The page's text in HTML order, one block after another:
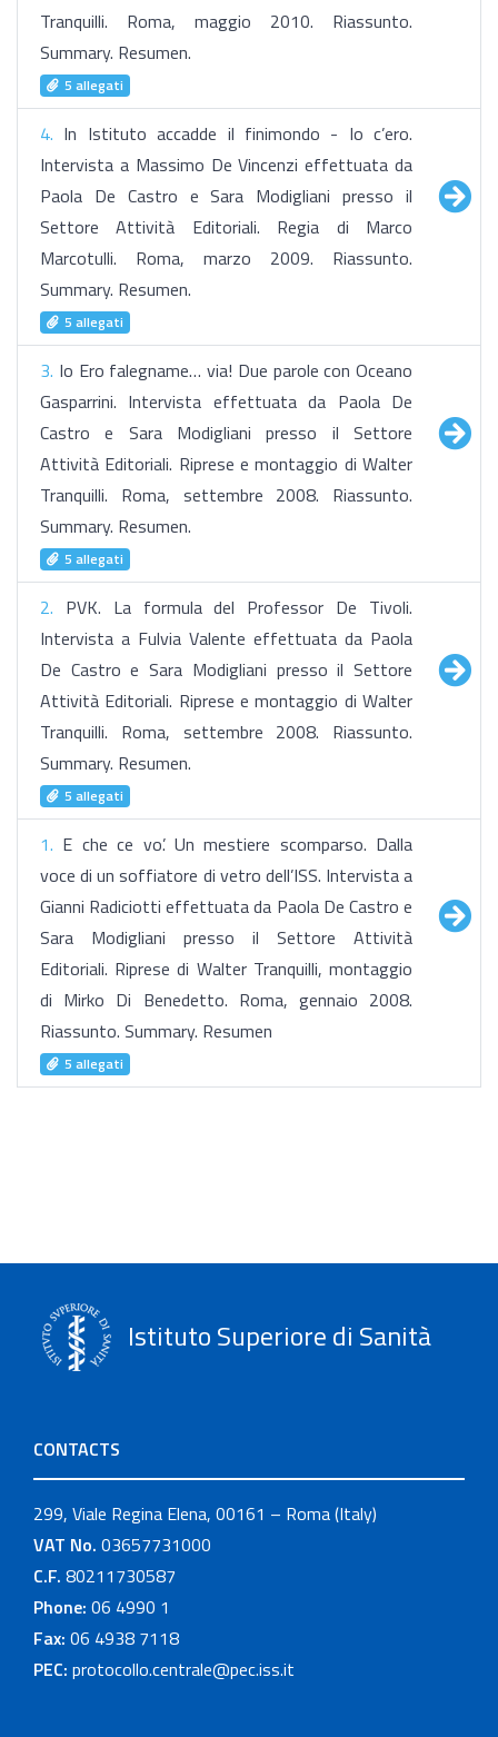
Tranquilli. Roma, maggio 2010. Riassunto.
Summary. Resumen.
5 allegati
4. In Istituto accadde il finimondo - Io c’ero.
Intervista a Massimo De Vincenzi effettuata da
Paola De Castro e Sara Modigliani presso il
Settore Attività Editoriali. Regia di Marco
Marcotulli. Roma, marzo 2009. Riassunto.
Summary. Resumen.
5 allegati
3. Io Ero falegname… via! Due parole con Oceano
Gasparrini. Intervista effettuata da Paola De
Castro e Sara Modigliani presso il Settore
Attività Editoriali. Riprese e montaggio di Walter
Tranquilli. Roma, settembre 2008. Riassunto.
Summary. Resumen.
5 allegati
2. PVK. La formula del Professor De Tivoli.
Intervista a Fulvia Valente effettuata da Paola
De Castro e Sara Modigliani presso il Settore
Attività Editoriali. Riprese e montaggio di Walter
Tranquilli. Roma, settembre 2008. Riassunto.
Summary. Resumen.
5 allegati
1. E che ce vo’. Un mestiere scomparso. Dalla
voce di un soffiatore di vetro dell’ISS. Intervista a
Gianni Radiciotti effettuata da Paola De Castro e
Sara Modigliani presso il Settore Attività
Editoriali. Riprese di Walter Tranquilli, montaggio
di Mirko Di Benedetto. Roma, gennaio 2008.
Riassunto. Summary. Resumen
5 allegati
Istituto Superiore di Sanità
CONTACTS
299, Viale Regina Elena, 00161 – Roma (Italy)
VAT No. 03657731000
C.F. 80211730587
Phone: 06 4990 1
Fax: 06 4938 7118
PEC: protocollo.centrale@pec.iss.it